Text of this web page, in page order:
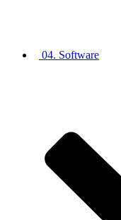
04. Software